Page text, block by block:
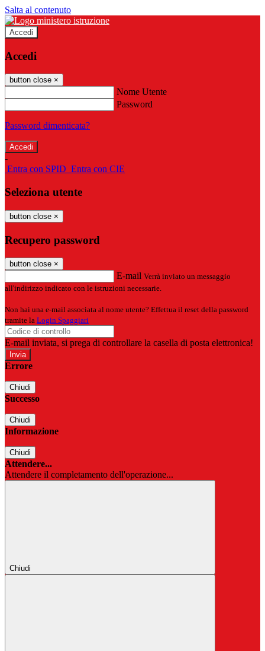
Salta al contenuto
Accedi
Accedi
button close ×
Nome Utente
Password
Password dimenticata?
-
Entra con SPID Entra con CIE
Seleziona utente
button close ×
Recupero password
button close ×
E-mail Verrà inviato un messaggio
all'indirizzo indicato con le istruzioni necessarie.
Non hai una e-mail associata al nome utente? Effettua il reset della password
tramite la Login Spaggiari
E-mail inviata, si prega di controllare la casella di posta elettronica!
Errore
Chiudi
Successo
Chiudi
Informazione
Chiudi
Attendere...
Attendere il completamento dell'operazione...
Chiudi